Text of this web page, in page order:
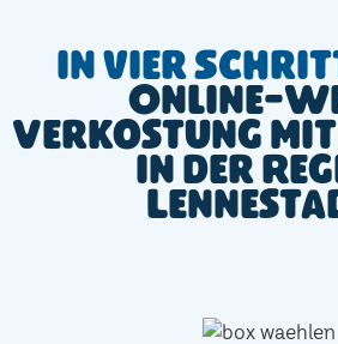
In vier
Online-
Verkostung
in der